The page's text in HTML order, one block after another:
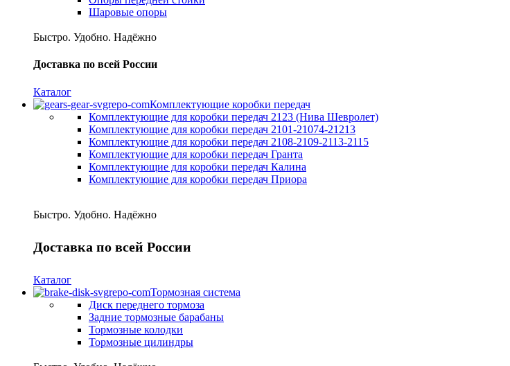
Шаровые опоры
Быстро. Удобно. Надёжно
Доставка по всей России
Каталог
Комплектующие коробки передач
Комплектующие для коробки передач 2123 (Нива Шевролет)
Комплектующие для коробки передач 2101-21074-21213
Комплектующие для коробки передач 2108-2109-2113-2115
Комплектующие для коробки передач Гранта
Комплектующие для коробки передач Калина
Комплектующие для коробки передач Приора
Быстро. Удобно. Надёжно
Доставка по всей России
Каталог
Тормозная система
Диск переднего тормоза
Задние тормозные барабаны
Тормозные колодки
Тормозные цилиндры